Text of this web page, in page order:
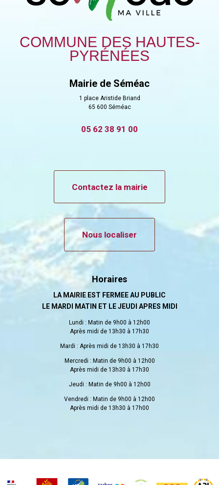
COMMUNE DES HAUTES-
PYRÉNÉES
Mairie de Séméac
1 place Aristide Briand
65 600 Séméac
05 62 38 91 00
Contactez la mairie
Nous localiser
Horaires
LA MAIRIE EST FERMEE AU PUBLIC
LE MARDI MATIN ET LE JEUDI APRES MIDI
Lundi : Matin de 9h00 à 12h00
Après midi de 13h30 à 17h30
Mardi : Après midi de 13h30 à 17h30
Mercredi : Matin de 9h00 à 12h00
Après midi de 13h30 à 17h30
Jeudi : Matin de 9h00 à 12h00
Vendredi : Matin de 9h00 à 12h00
Après midi de 13h30 à 17h00